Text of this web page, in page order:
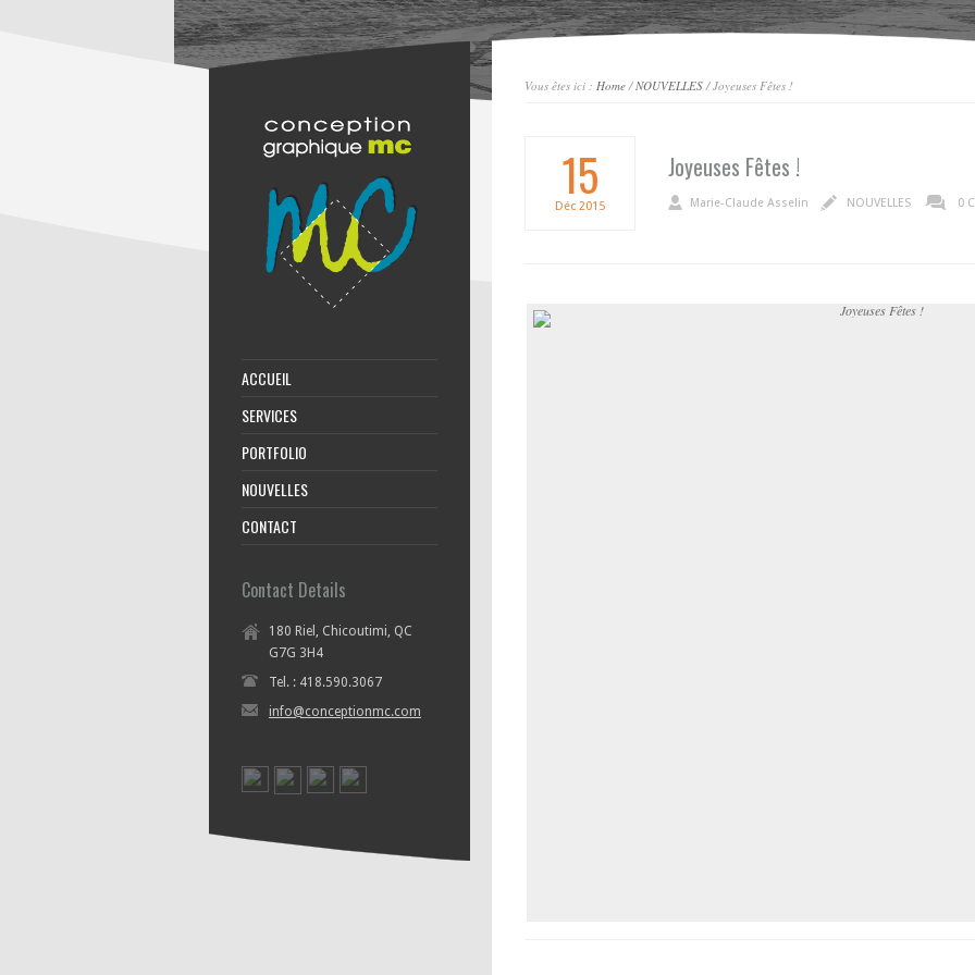
Vous êtes ici : Home/NOUVELLES/ Joyeuses Fêtes !
15
Déc 2015
Joyeuses Fêtes !
Marie-Claude Asselin NOUVELLES 0
ACCUEIL
SERVICES
PORTFOLIO
NOUVELLES
CONTACT
Contact Details
180 Riel, Chicoutimi, QC
G7G 3H4
Tel. : 418.590.3067
info@conceptionmc.com